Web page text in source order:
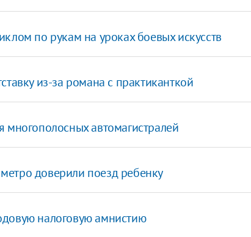
по рукам на уроках боевых искусств
из-за романа с практиканткой
многополосных автомагистралей
доверили поезд ребенку
налоговую амнистию